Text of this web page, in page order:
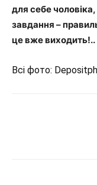
для себе
завдання –
це вже виходить!..
Всі фото: